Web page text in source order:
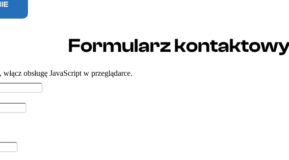
Formularz
obsługę JavaScript w przeglądarce.